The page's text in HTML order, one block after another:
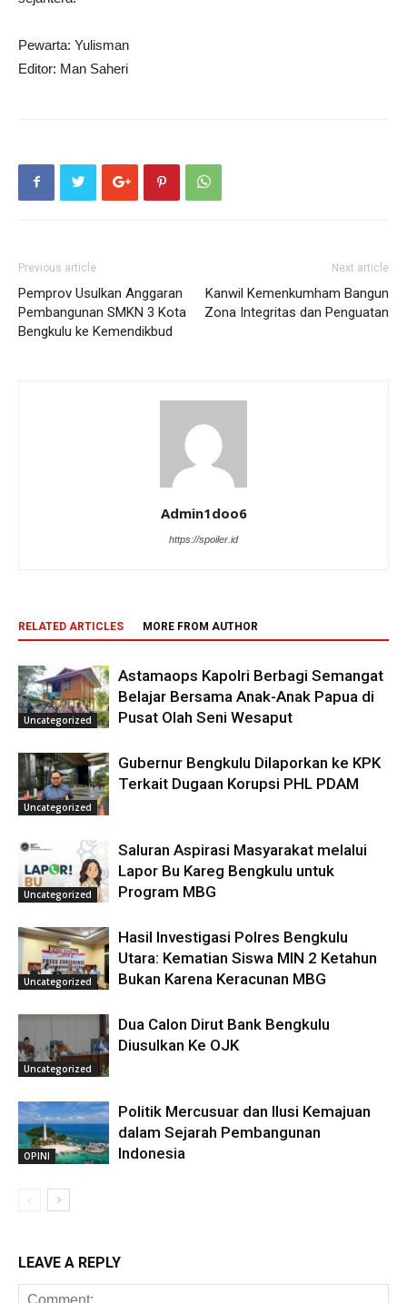
Pewarta: Yulisman
Editor: Man Saheri
Previous article
Pemprov Usulkan Anggaran
Pembangunan SMKN 3 Kota
Bengkulu ke Kemendikbud
Next article
Kanwil Kemenkumham Bangun
Zona Integritas dan Penguatan
Admin1doo6
https://spoiler.id
RELATED ARTICLES MORE FROM AUTHOR
Uncategorized
Astamaops Kapolri Berbagi Semangat
Belajar Bersama Anak-Anak Papua di
Pusat Olah Seni Wesaput
Uncategorized
Gubernur Bengkulu Dilaporkan ke KPK
Terkait Dugaan Korupsi PHL PDAM
Uncategorized
Saluran Aspirasi Masyarakat melalui
Lapor Bu Kareg Bengkulu untuk
Program MBG
Uncategorized
Hasil Investigasi Polres Bengkulu
Utara: Kematian Siswa MIN 2 Ketahun
Bukan Karena Keracunan MBG
Uncategorized
Dua Calon Dirut Bank Bengkulu
Diusulkan Ke OJK
OPINI
Politik Mercusuar dan Ilusi Kemajuan
dalam Sejarah Pembangunan
Indonesia
LEAVE A REPLY